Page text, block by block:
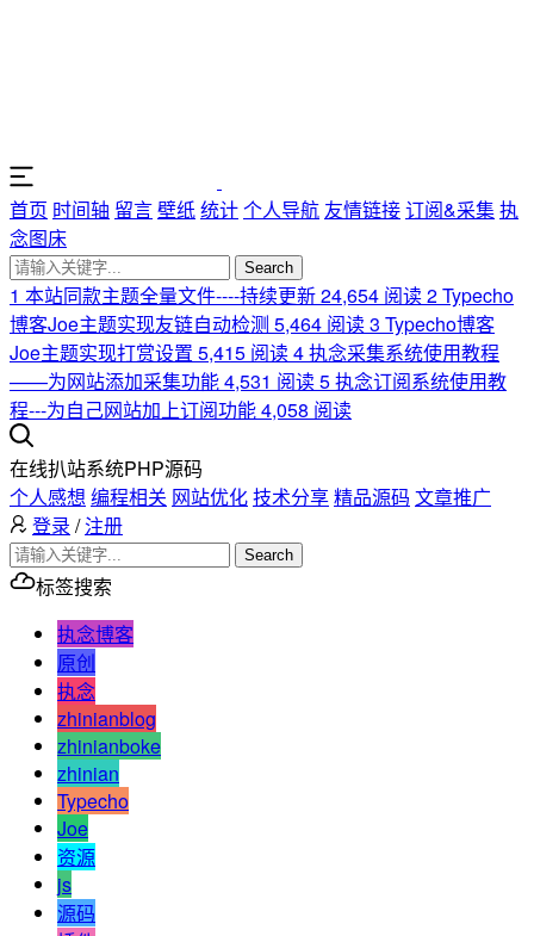
首页 时间轴 留言壁纸统计个人导航 友情链接订阅&采集执
念图床
Search
1 本站同款主题全量文件----持续更新24,654 阅读2Typecho
博客Joe主题实现友链自动检测 5,464 阅读3 Typecho博客
Joe主题实现打赏设置 5,415 阅读4执念采集系统使用教程
——为网站添加采集功能4,531 阅读5执念订阅系统使用教
程---为自己网站加上订阅功能4,058 阅读
在线扒站系统PHP源码
个人感想 编程相关 网站优化技术分享精品源码 文章推广
登录 /注册
Search
标签搜索
执念博客
原创
执念
zhinianblog
zhinianboke
zhinian
Typecho
Joe
资源
js
源码